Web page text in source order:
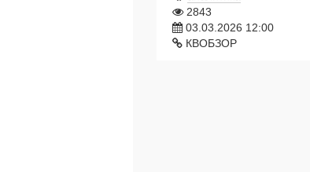
2843
03.03.2026 12:00
КВОБЗОР